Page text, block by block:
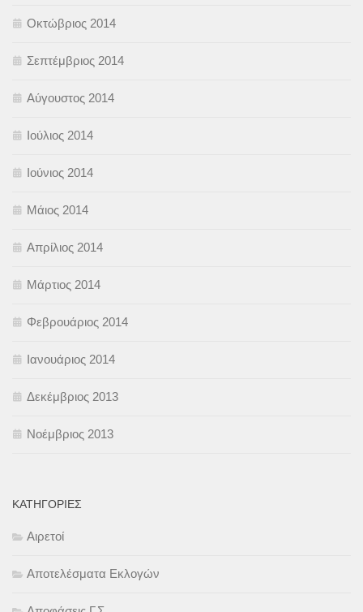
Οκτώβριος 2014
Σεπτέμβριος 2014
Αύγουστος 2014
Ιούλιος 2014
Ιούνιος 2014
Μάιος 2014
Απρίλιος 2014
Μάρτιος 2014
Φεβρουάριος 2014
Ιανουάριος 2014
Δεκέμβριος 2013
Νοέμβριος 2013
KΑΤΗΓΟΡΊΕΣ
Αιρετοί
Αποτελέσματα Εκλογών